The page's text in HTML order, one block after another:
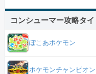
コンシューマー攻略タ
ぽこあポケモン
ポケモンチャンピオ